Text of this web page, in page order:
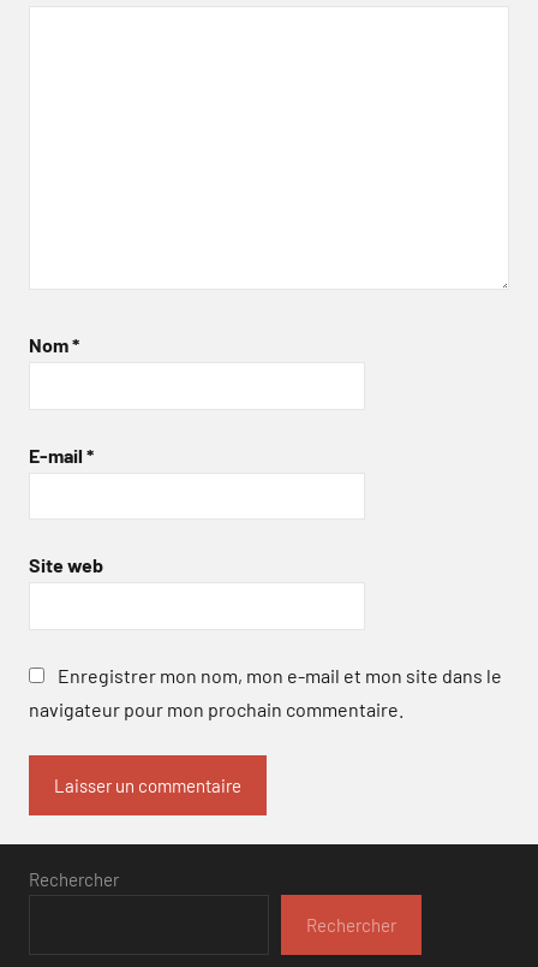
Nom*
E-mail *
Site web
Enregistrer mon nom, mon e-mail et mon site dans le
navigateur pour mon prochain commentaire.
Rechercher
Rechercher